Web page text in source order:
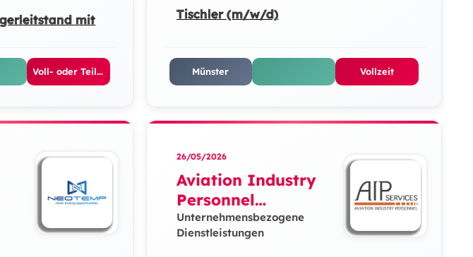
mit
Voll- oder Teilzeit
Tischler (m/w/d)
Münster Vollzeit
26/05/2026
Aviation Industry
Personnel
SERVICES GmbH
Unternehmensbezogene
Dienstleistungen